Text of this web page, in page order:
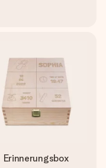
Erinnerungsbox